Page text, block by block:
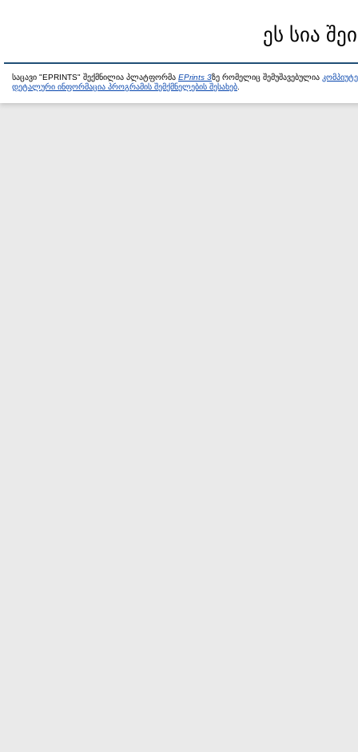
ეს სია
საცავი "EPRINTS" შექმნილია პლატფორმა EPrints 3ზე რომელიც შემუშავებულია
დეტალური ინფორმაცია პროგრამის შემქმნელების შესახებ.